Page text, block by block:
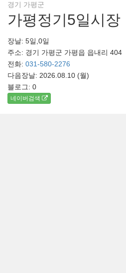
경기 가평군
가평정기5일시장
장날: 5일,0일
주소: 경기 가평군 가평읍 읍내리 404
전화: 031-580-2276
다음장날: 2026.08.10 (월)
블로그: 0
네이버검색